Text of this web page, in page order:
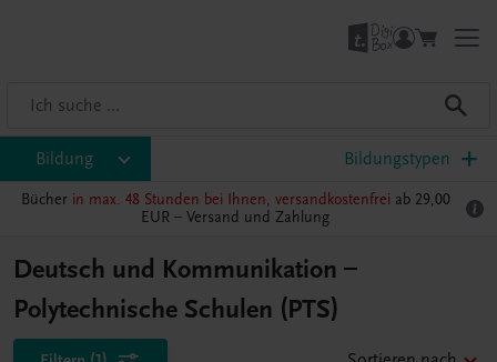
Bildung Bildungstypen
Bücher in max. 48 Stunden bei Ihnen, versandkostenfrei ab 29,00
EUR – Versand und Zahlung
Deutsch und Kommunikation –
Polytechnische Schulen (PTS)